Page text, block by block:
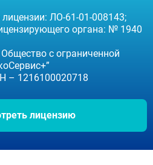
ЛО-61-01-008143;
органа: № 1940
с ограниченной
– 1216100020718
лицензию